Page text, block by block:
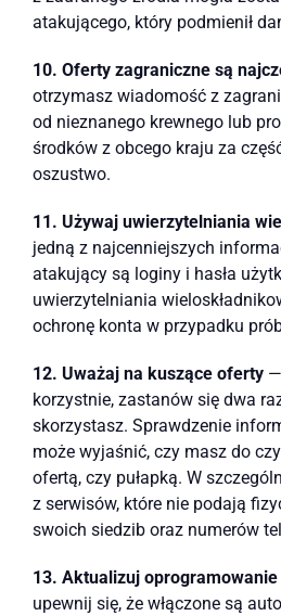
atakującego, który podmienił
10. Oferty zagraniczne są
otrzymasz wiadomość z
od nieznanego krewnego lub
środków z obcego kraju za
oszustwo.
11. Używaj uwierzytelniania
jedną z najcenniejszych
atakujący są loginy i hasła
uwierzytelniania
ochronę konta w przypadku
12. Uważaj na kuszące oferty
korzystnie, zastanów się dwa
skorzystasz. Sprawdzenie
może wyjaśnić, czy masz do
ofertą, czy pułapką. W
z serwisów, które nie podają
swoich siedzib oraz numerów
13. Aktualizuj
upewnij się, że włączone są